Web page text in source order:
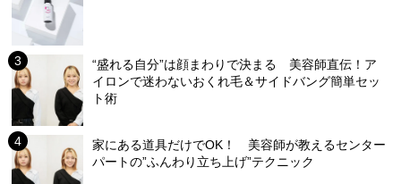
“盛れる自分”は顔まわりで決まる 美容師直伝！ア
イロンで迷わないおくれ毛＆サイドバング簡単セッ
ト術
家にある道具だけでOK！ 美容師が教えるセンター
パートの”ふんわり立ち上げ”テクニック